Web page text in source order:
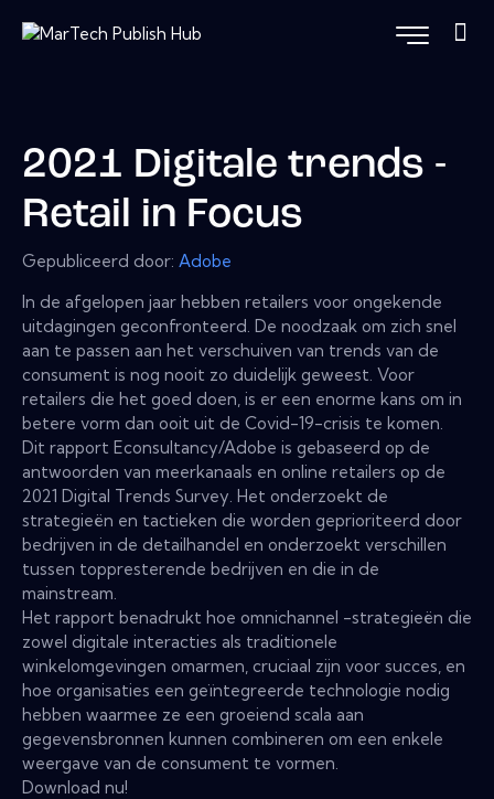
2021 Digitale trends -
Retail in Focus
Gepubliceerd door: Adobe
In de afgelopen jaar hebben retailers voor ongekende
uitdagingen geconfronteerd. De noodzaak om zich snel
aan te passen aan het verschuiven van trends van de
consument is nog nooit zo duidelijk geweest. Voor
retailers die het goed doen, is er een enorme kans om in
betere vorm dan ooit uit de Covid-19-crisis te komen.
Dit rapport Econsultancy/Adobe is gebaseerd op de
antwoorden van meerkanaals en online retailers op de
2021 Digital Trends Survey. Het onderzoekt de
strategieën en tactieken die worden geprioriteerd door
bedrijven in de detailhandel en onderzoekt verschillen
tussen toppresterende bedrijven en die in de
mainstream.
Het rapport benadrukt hoe omnichannel -strategieën die
zowel digitale interacties als traditionele
winkelomgevingen omarmen, cruciaal zijn voor succes, en
hoe organisaties een geïntegreerde technologie nodig
hebben waarmee ze een groeiend scala aan
gegevensbronnen kunnen combineren om een ​​enkele
weergave van de consument te vormen.
Download nu!